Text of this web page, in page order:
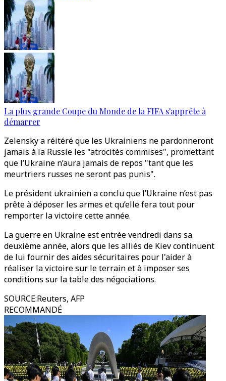
La plus grande Coupe du Monde de la FIFA s'apprête à
démarrer
Zelensky a réitéré que les Ukrainiens ne pardonneront
jamais à la Russie les "atrocités commises", promettant
que l’Ukraine n’aura jamais de repos "tant que les
meurtriers russes ne seront pas punis".
Le président ukrainien a conclu que l’Ukraine n’est pas
prête à déposer les armes et qu’elle fera tout pour
remporter la victoire cette année.
La guerre en Ukraine est entrée vendredi dans sa
deuxième année, alors que les alliés de Kiev continuent
de lui fournir des aides sécuritaires pour l'aider à
réaliser la victoire sur le terrain et à imposer ses
conditions sur la table des négociations.
SOURCE:Reuters, AFP
RECOMMANDÉ